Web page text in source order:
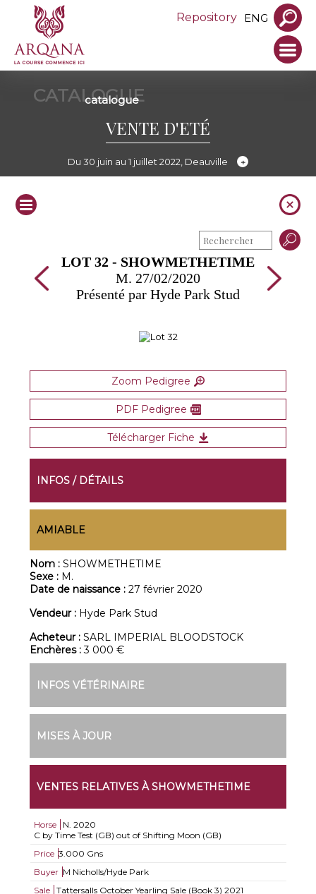
Repository ENG
CATALOGUE
catalogue
VENTE D'ETÉ
Du 30 juin au 1 juillet 2022, Deauville
LOT 32 - SHOWMETHETIME
M. 27/02/2020
Présenté par Hyde Park Stud
Zoom Pedigree
PDF Pedigree
Télécharger Fiche
INFOS / DÉTAILS
AMIABLE
Nom :SHOWMETHETIME
Sexe : M.
Date de naissance :27 février 2020
Vendeur : Hyde Park Stud
Acheteur :SARL IMPERIAL BLOODSTOCK
Enchères :3 000 €
INFOS VÉTÉRINAIRE
MISES À JOUR
VENTES RELATIVES À SHOWMETHETIME
Horse N. 2020
C by Time Test (GB) out of Shifting Moon (GB)
Price 3.000 Gns
Buyer M Nicholls/Hyde Park
Sale
Tattersalls October Yearling Sale (Book 3) 2021